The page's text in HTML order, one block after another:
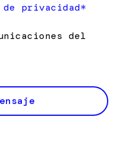
privacidad*
del